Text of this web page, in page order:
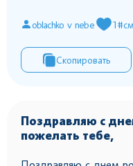
oblachko v nebe 1
Скопировать
Поздравляю с
пожелать тебе,